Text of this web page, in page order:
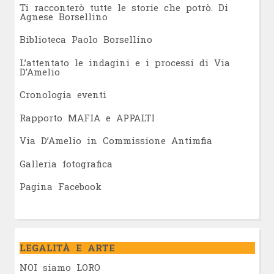
Ti racconterò tutte le storie che potrò. Di
Agnese Borsellino
Biblioteca Paolo Borsellino
L’attentato le indagini e i processi di Via
D’Amelio
Cronologia eventi
Rapporto MAFIA e APPALTI
Via D’Amelio in Commissione Antimfia
Galleria fotografica
Pagina Facebook
LEGALITÀ E ARTE
NOI siamo LORO